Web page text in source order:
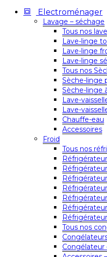
Electroménager
Lavage – séchage
Tous nos
Lave-linge
Lave-linge
Lave-linge
Tous nos
Sèche-linge
Sèche-linge
Lave-
Lave-
Chauffe-eau
Accessoires
Froid
Tous nos
Tous nos
Congélateur